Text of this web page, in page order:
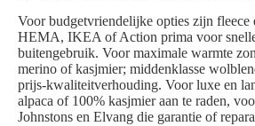
Voor budgetvriendelijke opties zijn fleece
HEMA, IKEA of Action prima voor
buitengebruik. Voor maximale warmte
merino of kasjmier; middenklasse
prijs-kwaliteitverhouding. Voor luxe en
alpaca of 100% kasjmier aan te raden,
Johnstons en Elvang die garantie of